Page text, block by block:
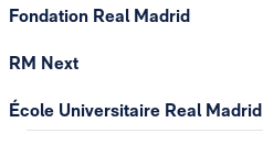
Fondation Real Madrid
RM Next
École Universitaire Real Madrid